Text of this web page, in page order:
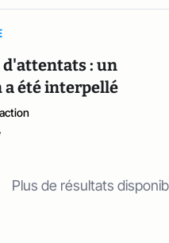
d'attentats : un
a été interpellé
Plus de résultats